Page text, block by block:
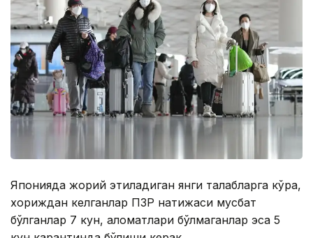
Японияда жорий этиладиган янги талабларга кўра,
хориждан келганлар ПЗР натижаси мусбат
бўлганлар 7 кун, аломатлари бўлмаганлар эса 5